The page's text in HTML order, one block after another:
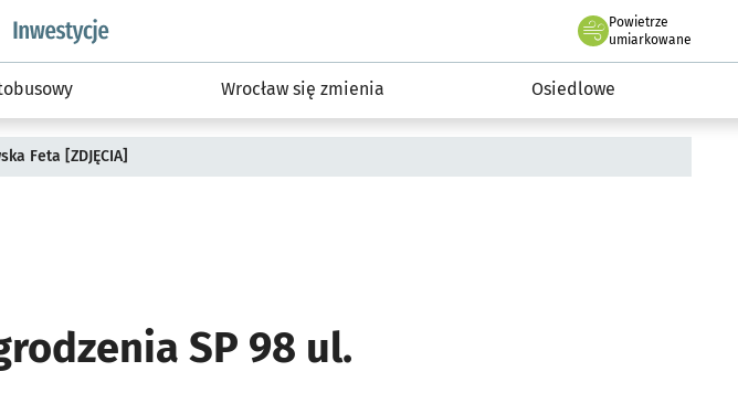
wroclaw.pl podserwis: #InwestycjeWRO - miejskie inwestycje 2019-2032
Powietrze
we Wrocławiu
umiarkowane
Wrocław się zmienia Osiedlowe
Feta [ZDJĘCIA]
SP 98 ul.